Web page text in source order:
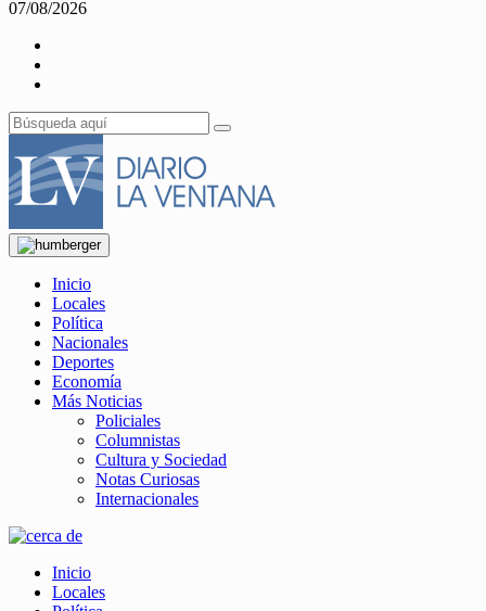
07/08/2026
Inicio
Locales
Política
Nacionales
Deportes
Economía
Más Noticias
Policiales
Columnistas
Cultura y Sociedad
Notas Curiosas
Internacionales
Inicio
Locales